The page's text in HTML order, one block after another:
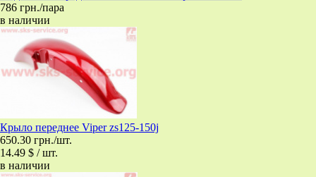
786 грн./пара
в наличии
Крыло переднее Viper zs125-150j
650.30 грн./шт.
14.49 $ / шт.
в наличии